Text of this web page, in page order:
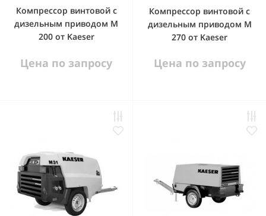
Компрессор винтовой с
дизельным приводом М
200 от Kaeser
Цена по запросу
Компрессор винтовой с
дизельным приводом М
270 от Kaeser
Цена по запросу